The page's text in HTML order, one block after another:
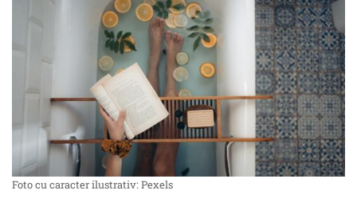
Foto cu caracter ilustrativ: Pexels